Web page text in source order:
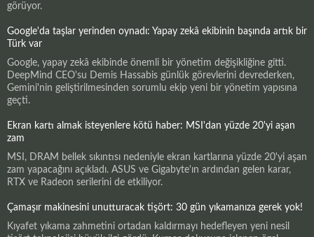
görüyor.
Google'da taşlar yerinden oynadı: Yapay zekâ ekibinin başında artık bir
Türk var
Google, yapay zekâ ekibinde önemli bir yönetim değişikliğine gitti.
DeepMind CEO'su Demis Hassabis günlük görevlerini devrederken,
Gemini'nin geliştirilmesinden sorumlu ekip yeni bir yönetim yapısına
geçti.
Ekran kartı almak isteyenlere kötü haber: MSI'dan yüzde 20'yi aşan
zam
MSI, DRAM bellek sıkıntısı nedeniyle ekran kartlarına yüzde 20'yi aşan
zam yapacağını açıkladı. ASUS ve Gigabyte'ın ardından gelen karar,
RTX ve Radeon serilerini de etkiliyor.
Çamaşır makinesini unutturacak tişört: 30 gün yıkamanıza gerek yok!
Kıyafet yıkama zahmetini ortadan kaldırmayı hedefleyen yeni nesil